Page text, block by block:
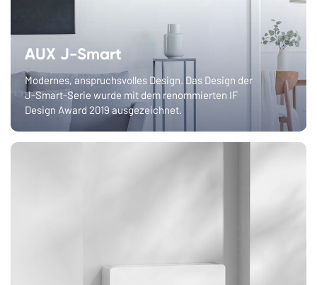
AUX J-Smart
Modernes, anspruchsvolles Design. Das Design der
J-Smart-Serie wurde mit dem renommierten IF
Design Award 2019 ausgezeichnet.